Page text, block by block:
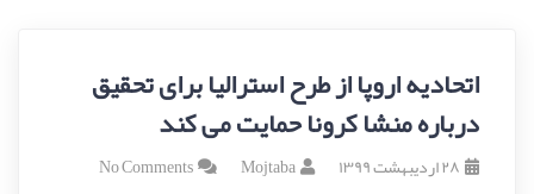
اتحادیه اروپا از طرح استرالیا برای تحقیق
درباره منشا کرونا حمایت می کند
۲۸ اردیبهشت ۱۳۹۹ Mojtaba
No Comments